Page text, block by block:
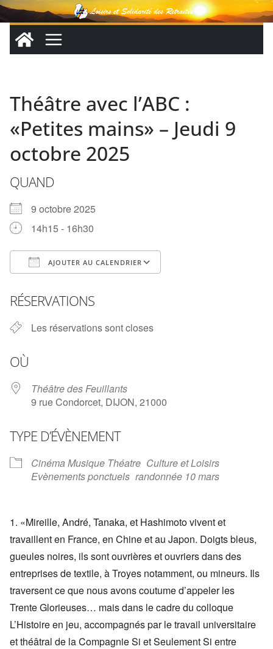
Passer
au
contenu
Théâtre avec l’ABC :
«Petites mains» – Jeudi 9
octobre 2025
QUAND
9 octobre 2025
14h15 - 16h30
AJOUTER AU CALENDRIER
RÉSERVATIONS
Les réservations sont closes
OÙ
Théâtre des Feuillants
9 rue Condorcet, DIJON, 21000
TYPE D’ÉVÈNEMENT
Cinéma Musique Théatre Culture et Loisirs
Evènements ponctuels randonnée 10 mars
«Mireille, André, Tanaka, et Hashimoto vivent et
travaillent en France, en Chine et au Japon. Doigts bleus,
gueules noires, ils sont ouvrières et ouvriers dans des
entreprises de textile, à Troyes notamment, ou mineurs. Ils
traversent ce que nous avons coutume d’appeler les
Trente Glorieuses… mais dans le cadre du colloque
L’Histoire en jeu, accompagnés par le travail universitaire
et théâtral de la Compagnie Si et Seulement Si entre